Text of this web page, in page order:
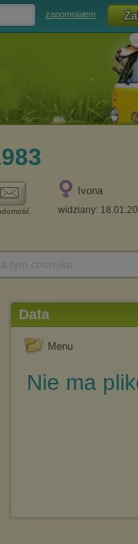
zapomniałem
Ivona
widziany:
Data
Menu
Nie ma